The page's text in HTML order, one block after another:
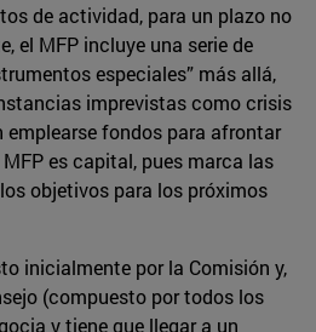
de actividad, para un plazo no
el MFP incluye una serie de
especiales” más allá,
imprevistas como crisis
emplearse fondos para afrontar
es capital, pues marca las
objetivos para los próximos
inicialmente por la Comisión y,
(compuesto por todos los
y tiene que llegar a un